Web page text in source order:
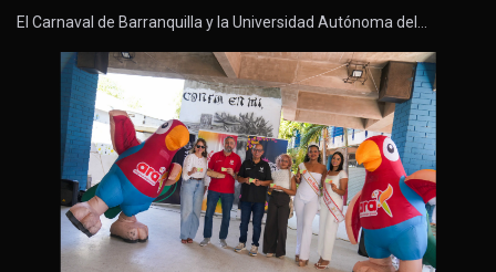
El Carnaval de Barranquilla y la Universidad Autónoma del…